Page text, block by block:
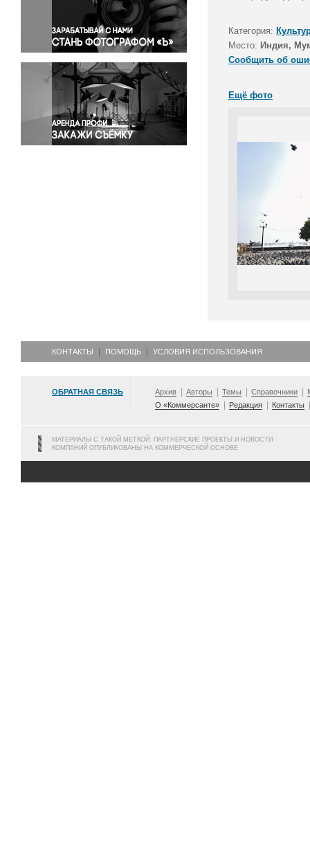
Правосудие
Происшествия и конфликты
Религия
Светская жизнь
Спорт
Экология
Экономика и бизнес
Категория:
Место: Индия,
Сообщить об
Ещё фото
КОНТАКТЫ ПОМОЩЬ УСЛОВИЯ ИСПОЛЬЗОВАНИЯ
ОБРАТНАЯ СВЯЗЬ Архив Авторы Темы Справочники
О «Коммерсанте»
Редакция Контакты
МАТЕРИАЛЫ С ТАКОЙ МЕТКОЙ, ПАРТНЕРСКИЕ ПРОЕКТЫ И НОВОСТИ
КОМПАНИЙ ОПУБЛИКОВАНЫ НА КОММЕРЧЕСКОЙ ОСНОВЕ